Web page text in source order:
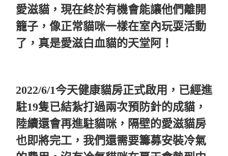
愛滋貓，現在終於有機會能讓他們離開
籠子，像正常貓咪一樣在室內玩耍活動
了，真是愛滋白血貓的天堂阿！
2022/6/1今天健康貓房正式啟用，已經進
駐19隻已結紮打過兩次預防針的成貓，
陸續還會再進駐貓咪，隔壁的愛滋貓房
也即將完工，我們還需要籌募安裝冷氣